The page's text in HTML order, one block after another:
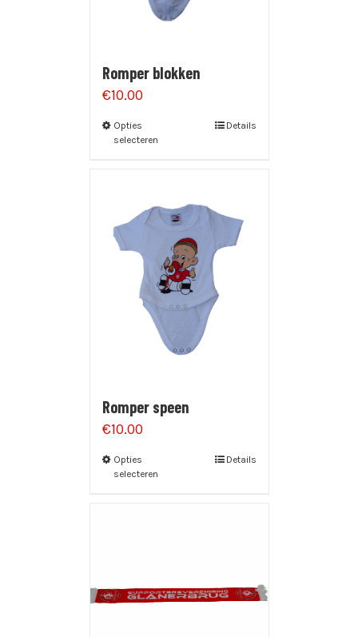
Romper blokken
€10.00
Opties
selecteren
Details
Romper speen
€10.00
Opties
selecteren
Details